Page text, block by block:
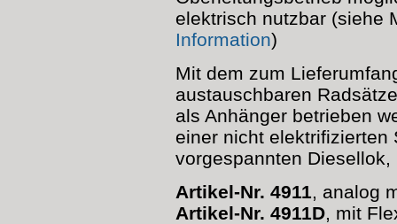
elektrisch nutzbar (siehe
Information)
Mit dem zum
austauschbaren
als Anhänger betrieben
einer nicht elektrifizierten
vorgespannten
Artikel-Nr. 4911 , analog
Artikel-Nr. 4911D , mit